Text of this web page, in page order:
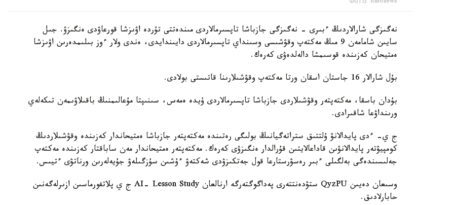
Фото: Euronews
نەگىزگى شارالاردىڭ ءبىرى - نەگىزگى جازباشا تاپسىرمالاردى مىندەتتى تۇردە اۋىزشا قورعاۋدى ەنگىزۋ. جىل
سايىن شامامەن 9 مىڭ مەكتەپ وقۋشىسى وسىنداي تاپسىرمالاردى دايىندايدى، ەندى ولار ءوز بىلىمدەرىن اۋىزشا
ەمتيحان كەزىندە قوسىمشا دالەلدەۋى كەرەك.
بۇل شارالار 16 جاستان اسقان ورتا مەكتەپ وقۋشىلارىنا قاتىستى بولادى.
بۇدان باسقا، مەكتەپتەر وقۋشىلاردى جازباشا تاپسىرمالاردى ۇيدە ەمەس، سىنىپتا مۇعالىمنىڭ باقىلاۋىمەن تىكەلەي
ورىنداۋعا شاقىرادى.
ج ي- ءدى پايدالانۋ ۇلتتىق ستراتەگيانىڭ بولىگى رەتىندە مەكتەپتەر جازباشا ەمتيحاندار كەزىندە وقۋشىلاردىڭ
كومپيۋتەر پايدالانۋىن قاداعالايتىن قۇرالدار ەنگىزۋى كەرەك. مەكتەپتەر ەمتيحاندار مەن ساباقتار كەزىندە مەكتەپ
جەلىسىندەگى بەلگىلى ءبىر رەسۋرستارعا قول جەتكىزۋدى شەكتەۋ ءۇشىن سۇزگىلەۋ جۇيەلەرىن ورناتۋى ءتيىس.
وسىعان دەيىن QyzPU ستۋدەنتتەرى پەداگوگتەرگە ارنالعان AI- Lesson Study ج ي پلاتفورماسىن ازىرلەگەنىن
حابارلادىق.